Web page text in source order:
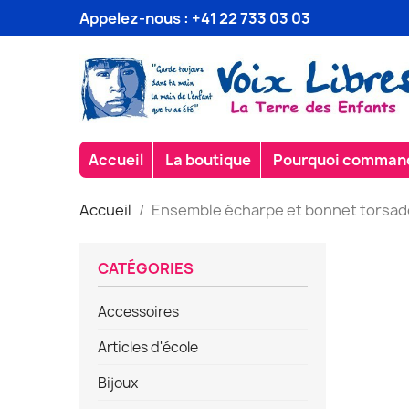
Appelez-nous : +41 22 733 03 03
Accueil La boutique Pourquoi
Accueil Ensemble écharpe et bonnet
CATÉGORIES
Accessoires
Articles d'école
Bijoux